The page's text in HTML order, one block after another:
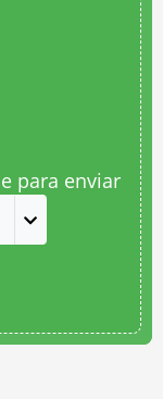
para enviar